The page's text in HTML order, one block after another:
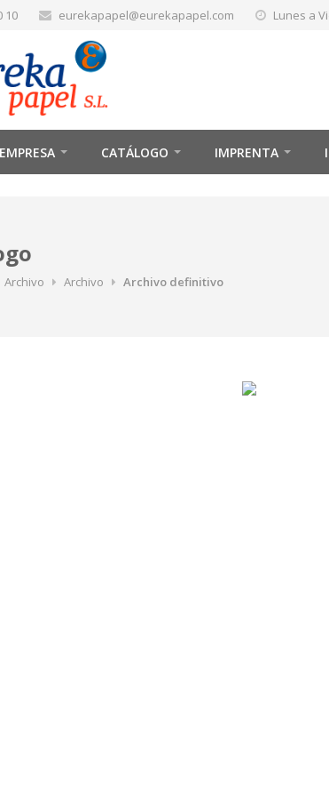
10 eurekapapel@eurekapapel.com Lunes a
EMPRESA CATÁLOGO IMPRENTA
Archivo Archivo Archivo definitivo